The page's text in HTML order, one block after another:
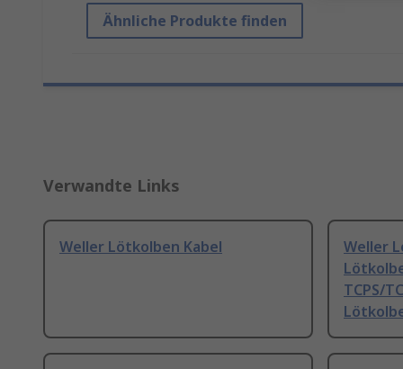
Ähnliche Produkte finden
Verwandte Links
Weller Lötkolben Kabel
Weller
TCPS/